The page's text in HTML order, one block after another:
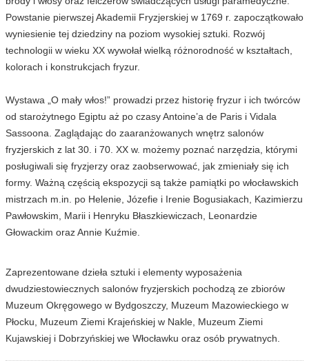
Powstanie pierwszej Akademii Fryzjerskiej w 1769 r. zapoczątkowało
wyniesienie tej dziedziny na poziom wysokiej sztuki. Rozwój
technologii w wieku XX wywołał wielką różnorodność w kształtach,
kolorach i konstrukcjach fryzur.
Wystawa „O mały włos!” prowadzi przez historię fryzur i ich twórców
od starożytnego Egiptu aż po czasy Antoine’a de Paris i Vidala
Sassoona. Zaglądając do zaaranżowanych wnętrz salonów
fryzjerskich z lat 30. i 70. XX w. możemy poznać narzędzia, którymi
posługiwali się fryzjerzy oraz zaobserwować, jak zmieniały się ich
formy. Ważną częścią ekspozycji są także pamiątki po włocławskich
mistrzach m.in. po Helenie, Józefie i Irenie Bogusiakach, Kazimierzu
Pawłowskim, Marii i Henryku Błaszkiewiczach, Leonardzie
Głowackim oraz Annie Kuźmie.
Zaprezentowane dzieła sztuki i elementy wyposażenia
dwudziestowiecznych salonów fryzjerskich pochodzą ze zbiorów
Muzeum Okręgowego w Bydgoszczy, Muzeum Mazowieckiego w
Płocku, Muzeum Ziemi Krajeńskiej w Nakle, Muzeum Ziemi
Kujawskiej i Dobrzyńskiej we Włocławku oraz osób prywatnych.